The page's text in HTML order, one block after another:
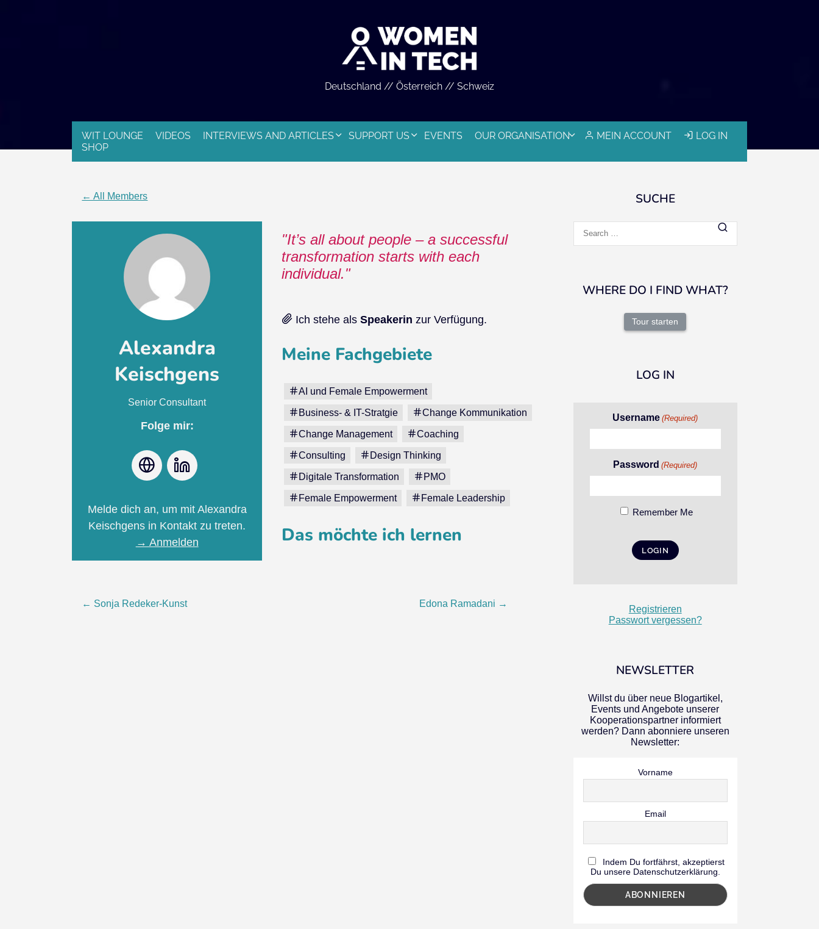
Deutschland // Österreich // Schweiz
MEIN ACCOUNT LOG IN
WIT LOUNGE VIDEOS INTERVIEWS AND ARTICLES SUPPORT US EVENTS
OUR ORGANISATION
SHOP
← All Members
Alexandra
Keischgens
Senior Consultant
Folge mir:
Webseite
Melde dich an, um mit Alexandra
Keischgens in Kontakt zu treten.
→ Anmelden
It’s all about people – a successful
transformation starts with each
individual.
Ich stehe als Speakerin zur Verfügung.
Meine Fachgebiete
AI und Female Empowerment
Business- & IT-Stratgie Change Kommunikation
Change Management Coaching
Consulting Design Thinking
Digitale Transformation PMO
Female Empowerment Female Leadership
Das möchte ich lernen
Post
← Sonja Redeker-Kunst Edona Ramadani →
SUCHE
for:
WHERE DO I FIND WHAT?
Tour starten
LOG IN
Username (Required)
Password (Required)
Remember Me
Registrieren
Passwort vergessen?
NEWSLETTER
Willst du über neue Blogartikel,
Events und Angebote unserer
Kooperationspartner informiert
werden? Dann abonniere unseren
Newsletter:
Vorname
Email
Indem Du fortfährst, akzeptierst
Du unsere Datenschutzerklärung.